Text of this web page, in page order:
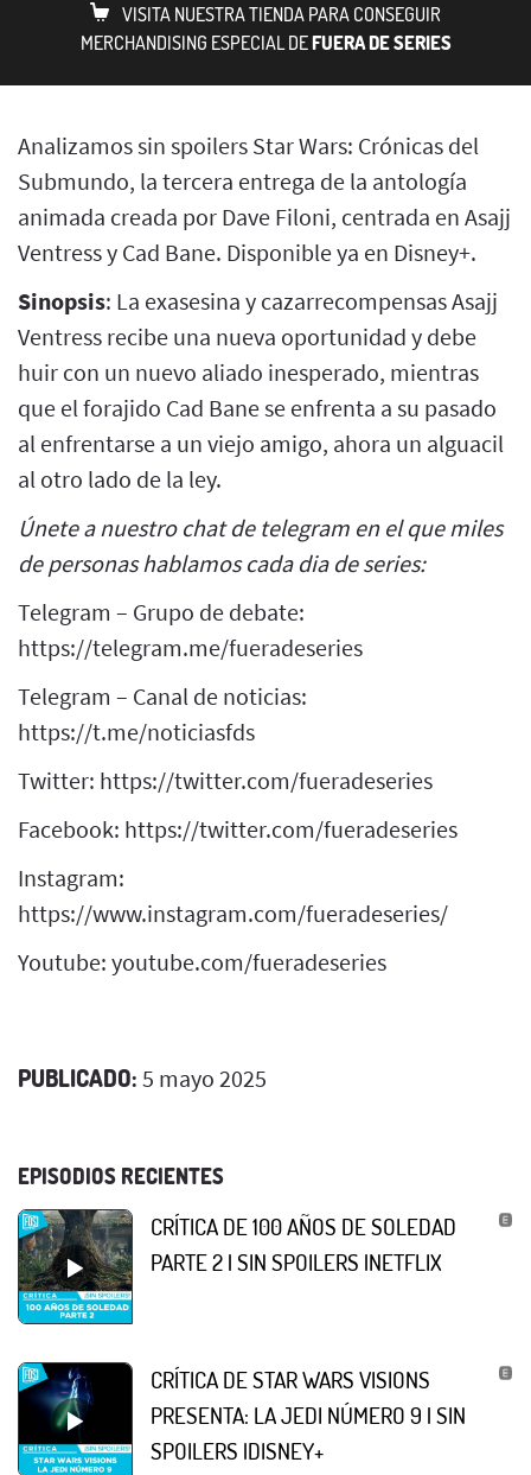
VISITA NUESTRA TIENDA PARA CONSEGUIR
MERCHANDISING ESPECIAL DEFUERA DE SERIES
Analizamos sin spoilers Star Wars: Crónicas del
Submundo, la tercera entrega de la antología
animada creada por Dave Filoni, centrada en Asajj
Ventress y Cad Bane. Disponible ya en Disney+.
Sinopsis: La exasesina y cazarrecompensas Asajj
Ventress recibe una nueva oportunidad y debe
huir con un nuevo aliado inesperado, mientras
que el forajido Cad Bane se enfrenta a su pasado
al enfrentarse a un viejo amigo, ahora un alguacil
al otro lado de la ley.
Únete a nuestro chat de telegram en el que miles
de personas hablamos cada dia de series:
Telegram – Grupo de debate:
https://telegram.me/fueradeseries
Telegram – Canal de noticias:
https://t.me/noticiasfds
Twitter: https://twitter.com/fueradeseries
Facebook: https://twitter.com/fueradeseries
Instagram:
https://www.instagram.com/fueradeseries/
Youtube: youtube.com/fueradeseries
PUBLICADO: 5 mayo 2025
EPISODIOS RECIENTES
CRÍTICA DE 100 AÑOS DE SOLEDAD
PARTE 2 | SIN SPOILERS |NETFLIX
CRÍTICA DE STAR WARS VISIONS
PRESENTA: LA JEDI NÚMERO 9 | SIN
SPOILERS |DISNEY+